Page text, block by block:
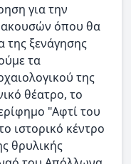
για την
όπου θα
της ξενάγησης
τα
της
θέατρο, το
"Αφτί του
ιστορικό κέντρο
θρυλικής